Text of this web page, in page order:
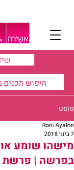
פוסט
מישהו שומע
בפרשה | פרשת
Roni Ayalon
7 בינו׳ 2018